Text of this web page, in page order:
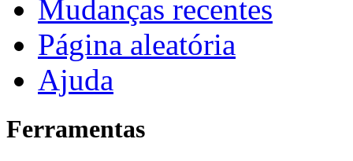
Mudanças recentes
Página aleatória
Ajuda
Ferramentas